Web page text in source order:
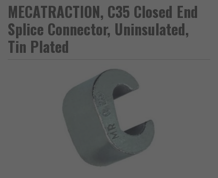
MECATRACTION, C35 Closed End
Splice Connector, Uninsulated,
Tin Plated